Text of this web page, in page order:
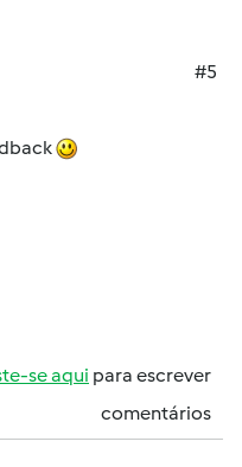
#5
se aqui para escrever
comentários